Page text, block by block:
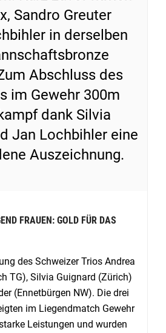
Sandro Greuter
in derselben
Abschluss des
im Gewehr 300m
dank Silvia
Jan Lochbihler eine
Auszeichnung.
FRAUEN: GOLD FÜR DAS
des Schweizer Trios Andrea
TG), Silvia Guignard (Zürich)
(Ennetbürgen NW). Die drei
im Liegendmatch Gewehr
Leistungen und wurden